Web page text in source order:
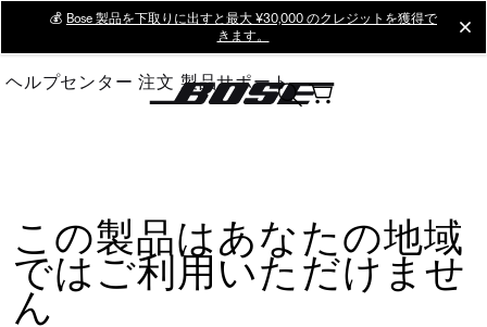
Main
💰 Bose 製品を下取りに出すと最大 ¥30,000 のクレジットを獲得で
きます。
ヘルプセンター 注文 製品サポート
この製品はあなたの地域
ではご利用いただけませ
ん